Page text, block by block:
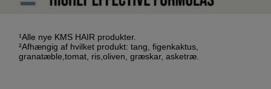
¹Alle nye KMS HAIR produkter.
²Afhængig af hvilket produkt: tang, figenkaktus,
granatæble,tomat, ris,oliven, græskar, asketræ.